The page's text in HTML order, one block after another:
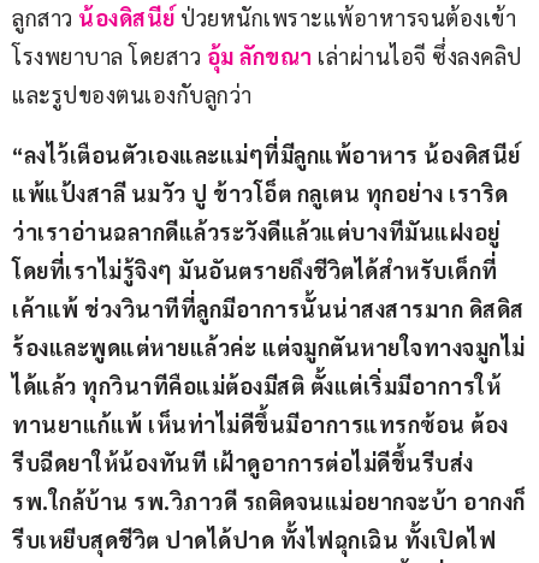
ลูกสาว น้องดิสนีย์ ป่วยหนักเพราะแพ้อาหารจนต้องเข้า
โรงพยาบาล โดยสาว อุ้ม ลักขณา เล่าผ่านไอจี ซึ่งลงคลิป
และรูปของตนเองกับลูกว่า
“ลงไว้เตือนตัวเองและแม่ๆที่มีลูกแพ้อาหาร น้องดิสนีย์
แพ้แป้งสาลี นมวัว ปู ข้าวโอ็ต กลูเตน ทุกอย่าง เราริด
ว่าเราอ่านฉลากดีแล้วระวังดีแล้วแต่บางทีมันแฝงอยู่
โดยที่เราไม่รู้จิงๆ มันอันตรายถึงชีวิตได้สำหรับเด็กที่
เค้าแพ้ ช่วงวินาทีที่ลูกมีอาการนั้นน่าสงสารมาก ดิสดิส
ร้องและพูดแต่หายแล้วค่ะ แต่จมูกตันหายใจทางจมูกไม่
ได้แล้ว ทุกวินาทีคือแม่ต้องมีสติ ตั้งแต่เริ่มมีอาการให้
ทานยาแก้แพ้ เห็นท่าไม่ดีขึ้นมีอาการแทรกซ้อน ต้อง
รีบฉีดยาให้น้องทันที เฝ้าดูอาการต่อไม่ดีขึ้นรีบส่ง
รพ.ใกล้บ้าน รพ.วิภาวดี รถติดจนแม่อยากจะบ้า อากงก็
รีบเหยีบสุดชีวิต ปาดได้ปาด ทั้งไฟฉุกเฉิน ทั้งเปิดไฟ